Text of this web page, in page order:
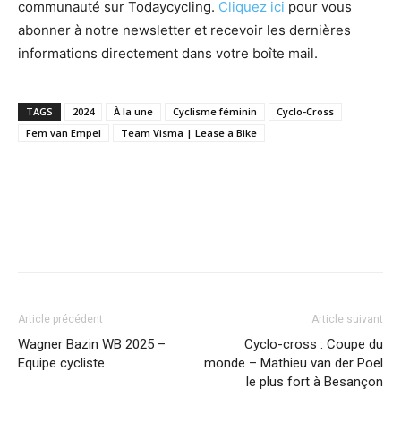
communauté sur Todaycycling. Cliquez ici pour vous
abonner à notre newsletter et recevoir les dernières
informations directement dans votre boîte mail.
TAGS 2024 À la une Cyclisme féminin
Cyclo-Cross
Fem van Empel
Team Visma | Lease a Bike
Article précédent
Wagner Bazin WB 2025 –
Equipe cycliste
Article suivant
Cyclo-cross : Coupe du
monde – Mathieu van der Poel
le plus fort à Besançon